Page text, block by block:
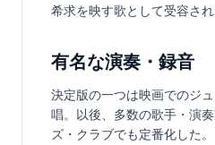
希求を映す歌として受容され
有名な演奏・録音
決定版の一つは映画でのジ
唱。以後、多数の歌手・演
ズ・クラブでも定番化した